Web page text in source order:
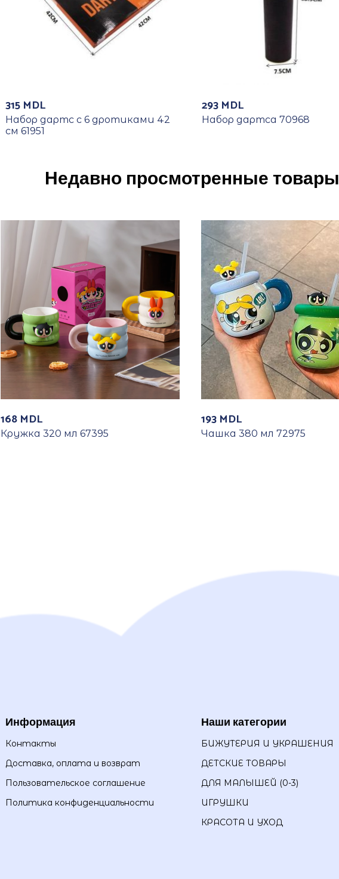
315 MDL
Набор дартс с 6 дротиками 42
см 61951
293 MDL
Набор дартса 70968
Недавно просмотренные товары
168 MDL
Кружка 320 мл 67395
193 MDL
Чашка 380 мл 72975
Информация
Контакты
Доставка, оплата и возврат
Пользовательское соглашение
Политика конфиденциальности
Наши категории
БИЖУТЕРИЯ И УКРАШЕНИЯ
ДЕТСКИЕ ТОВАРЫ
ДЛЯ МАЛЫШЕЙ (0-3)
ИГРУШКИ
КРАСОТА И УХОД